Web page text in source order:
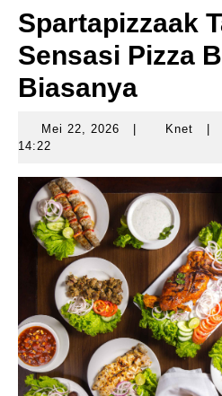
Spartapizzaak
Sensasi Pizza
Biasanya
Mei 22, 2026
Mei
Knet Knet
14:22